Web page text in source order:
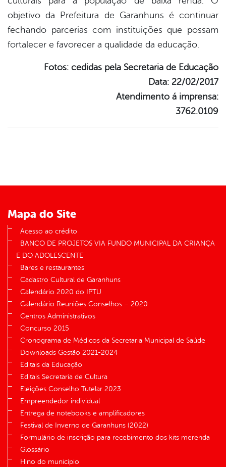
objetivo da Prefeitura de Garanhuns é continuar
fechando parcerias com instituições que possam
fortalecer e favorecer a qualidade da educação.
Fotos: cedidas pela Secretaria de Educação
Data: 22/02/2017
Atendimento á imprensa:
3762.0109
Mapa do Site
Acesso ao crédito
BANCO DE PROJETOS VIA FUNDO MUNICIPAL DA CRIANÇA
E DO ADOLESCENTE
Bares e restaurantes
Cadastro Cultural de Garanhuns
Calendário 2020 do IPTU
Calendário Reuniões Conselhos – 2020
Centros Administrativos
Concurso 2015
Cronograma de Médicos da Secretaria Municipal de Saúde
Downloads Gestão 2021-2024
Editais da Educação
Editais Secretaria de Cultura
Eleições Conselho Tutelar 2023
Empreendedor individual
Entrega de notebooks e amplificadores
Festival de Inverno de Garanhuns (2022)
Formulário de inscrição para recebimento dos kits merenda
Glossário
Hino do município